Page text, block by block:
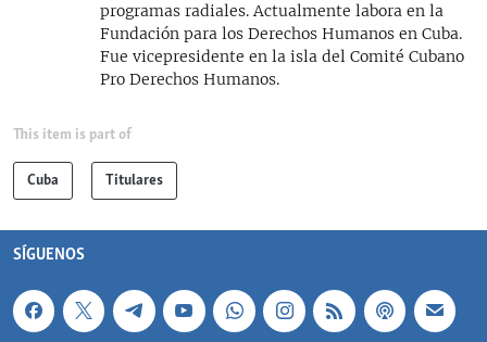
programas radiales. Actualmente labora en la
Fundación para los Derechos Humanos en Cuba.
Fue vicepresidente en la isla del Comité Cubano
Pro Derechos Humanos.
This item is part of
Cuba Titulares
SÍGUENOS